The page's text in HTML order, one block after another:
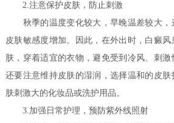
2.注意保护皮肤，防止刺激
秋季的温度变化较大，早晚温差较大，
皮肤敏感度增加。因此，在外出时，白癜
肤，穿着适宜的衣物，避免受到冷风、刺激
还要注意维持皮肤的湿润，选择温和的皮
肤刺激大的化妆品或洗护用品。
3.加强日常护理，预防紫外线照射